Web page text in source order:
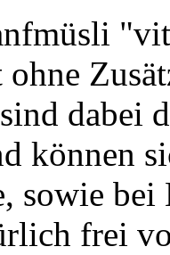
dabei
können
sowie bei
frei